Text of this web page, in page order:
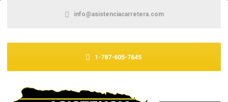
info@asistenciacarretera.com
1-787-605-7645